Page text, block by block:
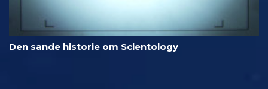
Den sande historie om Scientology